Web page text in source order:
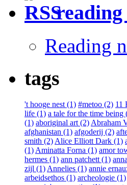
reading
Reading
tags
't hooge nest (1) #metoo (2) 11
life (1) a tale for the time being
(1) aboriginal art (2) Abraham
afghanistan (1) afgoderij (2)
smith (2) Alice Elliott Dark (1)
(1) Aminatta Forna (1) amor
hermes (1) ann patchett (1)
zijl (1) Annelies (1) annie
arbeidsethos (1) archeologie (1)